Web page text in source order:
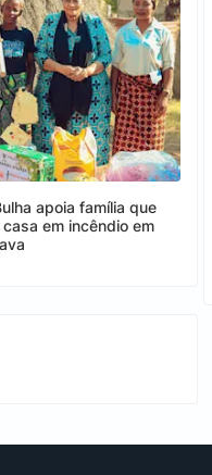
apoia família que
em incêndio em